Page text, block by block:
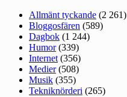
Allmänt tyckande (2 261)
Bloggosfären (589)
Dagbok (1 244)
Humor(339)
Internet (356)
Medier(508)
Musik (355)
Tekniknörderi (265)